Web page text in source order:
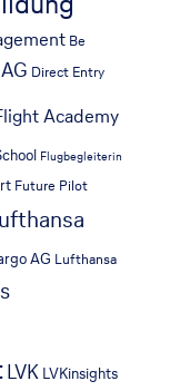
Be
Direct Entry
Academy
Flugbegleiterin
Future Pilot
AG Lufthansa
LVK LVKinsights